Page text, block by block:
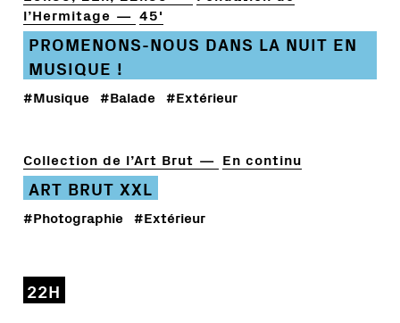
l’Hermitage
45'
PROMENONS-NOUS DANS LA NUIT EN
MUSIQUE !
#Musique #Balade #Extérieur
Collection de l’Art Brut En continu
ART BRUT XXL
#Photographie #Extérieur
22H